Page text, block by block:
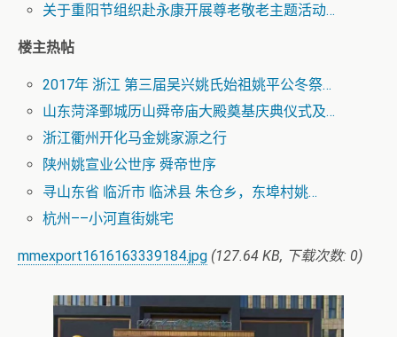
关于重阳节组织赴永康开展尊老敬老主题活动…
楼主热帖
2017年 浙江 第三届吴兴姚氏始祖姚平公冬祭…
山东菏泽鄄城历山舜帝庙大殿奠基庆典仪式及…
浙江衢州开化马金姚家源之行
陕州姚宣业公世序 舜帝世序
寻山东省 临沂市 临沭县 朱仓乡，东埠村姚…
杭州––小河直街姚宅
mmexport1616163339184.jpg (127.64 KB, 下载次数: 0)